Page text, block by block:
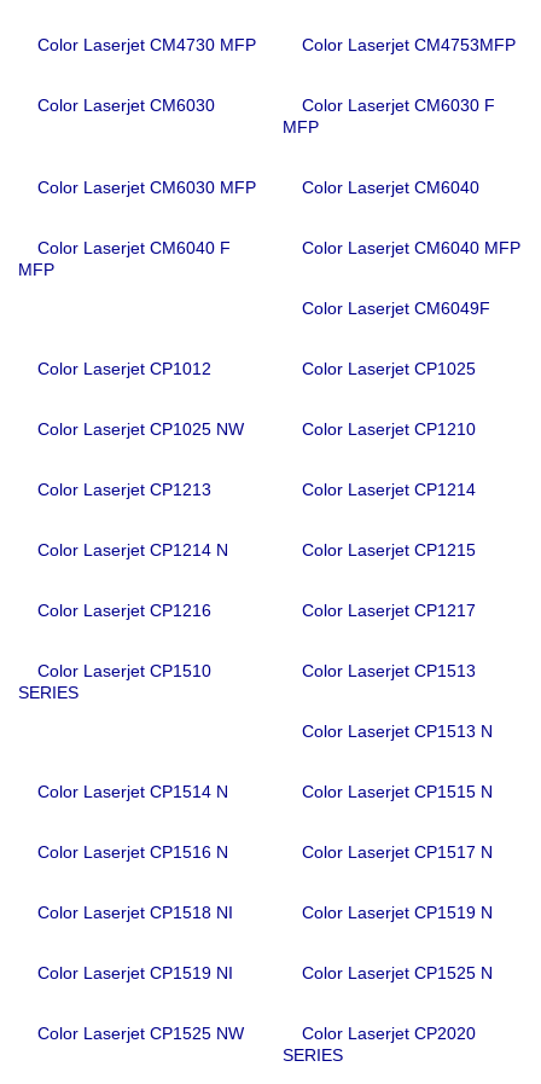
Color Laserjet CM4730 MFP Color Laserjet CM4753MFP
Color Laserjet CM6030
Color Laserjet CM6030 F
MFP
Color Laserjet CM6030 MFP Color Laserjet CM6040
Color Laserjet CM6040 F
MFP
Color Laserjet CM6040 MFP
Color Laserjet CM6049F
Color Laserjet CP1012 Color Laserjet CP1025
Color Laserjet CP1025 NW Color Laserjet CP1210
Color Laserjet CP1213 Color Laserjet CP1214
Color Laserjet CP1214 N Color Laserjet CP1215
Color Laserjet CP1216 Color Laserjet CP1217
Color Laserjet CP1510
SERIES
Color Laserjet CP1513
Color Laserjet CP1513 N
Color Laserjet CP1514 N Color Laserjet CP1515 N
Color Laserjet CP1516 N Color Laserjet CP1517 N
Color Laserjet CP1518 NI Color Laserjet CP1519 N
Color Laserjet CP1519 NI Color Laserjet CP1525 N
Color Laserjet CP1525 NW
Color Laserjet CP2020
SERIES